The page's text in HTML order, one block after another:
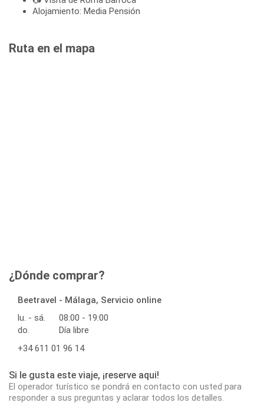
Alojamiento: Media Pensión
Ruta en el mapa
¿Dónde comprar?
Beetravel - Málaga, Servicio online
lu. - sá.
08:00 - 19:00
do.
Día libre
+34 611 01 96 14
Si le gusta este viaje, ¡reserve aqui!
El operador turístico se pondrá en contacto con usted para
responder a sus preguntas y aclarar todos los detalles.